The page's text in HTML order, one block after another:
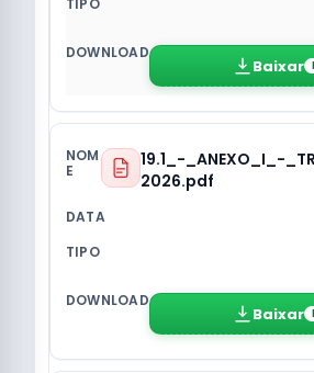
Baixar
19.1_-_ANEXO_I_-
2026.pdf
Baixar